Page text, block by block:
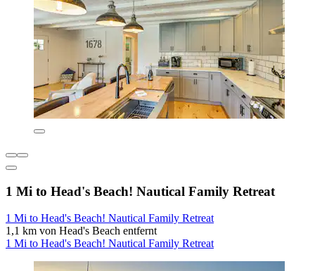
1 Mi to Head's Beach! Nautical Family Retreat
1 Mi to Head's Beach! Nautical Family Retreat
1,1 km von Head's Beach entfernt
1 Mi to Head's Beach! Nautical Family Retreat